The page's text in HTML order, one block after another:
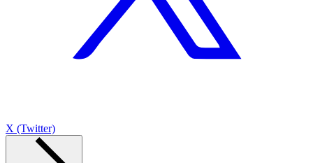
X (Twitter)